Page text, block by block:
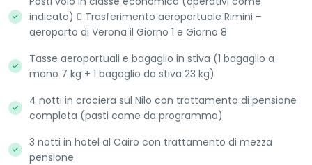
indicato)  Trasferimento aeroportuale Rimini –
aeroporto di Verona il Giorno 1 e Giorno 8
Tasse aeroportuali e bagaglio in stiva (1 bagaglio a
mano 7 kg + 1 bagaglio da stiva 23 kg)
4 notti in crociera sul Nilo con trattamento di pensione
completa (pasti come da programma)
3 notti in hotel al Cairo con trattamento di mezza
pensione